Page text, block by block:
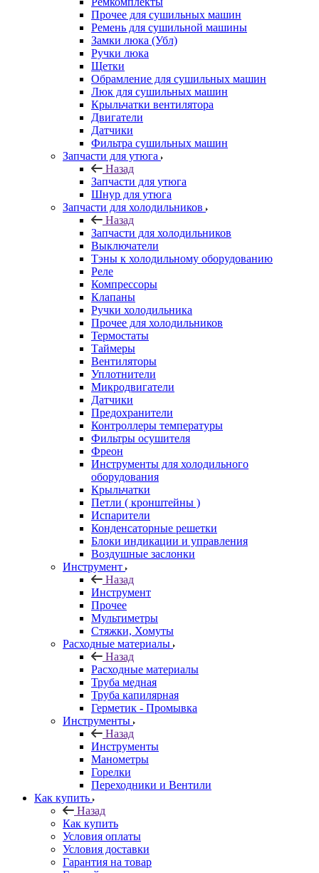
Прочее для сушильных машин
Ремень для сушильной машины
Замки люка (Убл)
Ручки люка
Щетки
Обрамление для сушильных машин
Люк для сушильных машин
Крыльчатки вентилятора
Двигатели
Датчики
Фильтра сушильных машин
Запчасти для утюга
Назад
Запчасти для утюга
Шнур для утюга
Запчасти для холодильников
Назад
Запчасти для холодильников
Выключатели
Тэны к холодильному оборудованию
Реле
Компрессоры
Клапаны
Ручки холодильника
Прочее для холодильников
Термостаты
Таймеры
Вентиляторы
Уплотнители
Микродвигатели
Датчики
Предохранители
Контроллеры температуры
Фильтры осушителя
Фреон
Инструменты для холодильного
оборудования
Крыльчатки
Петли ( кронштейны )
Испарители
Конденсаторные решетки
Блоки индикации и управления
Воздушные заслонки
Инструмент
Назад
Инструмент
Прочее
Мультиметры
Стяжки, Хомуты
Расходные материалы
Назад
Расходные материалы
Труба медная
Труба капилярная
Герметик - Промывка
Инструменты
Назад
Инструменты
Манометры
Горелки
Переходники и Вентили
Как купить
Назад
Как купить
Условия оплаты
Условия доставки
Гарантия на товар